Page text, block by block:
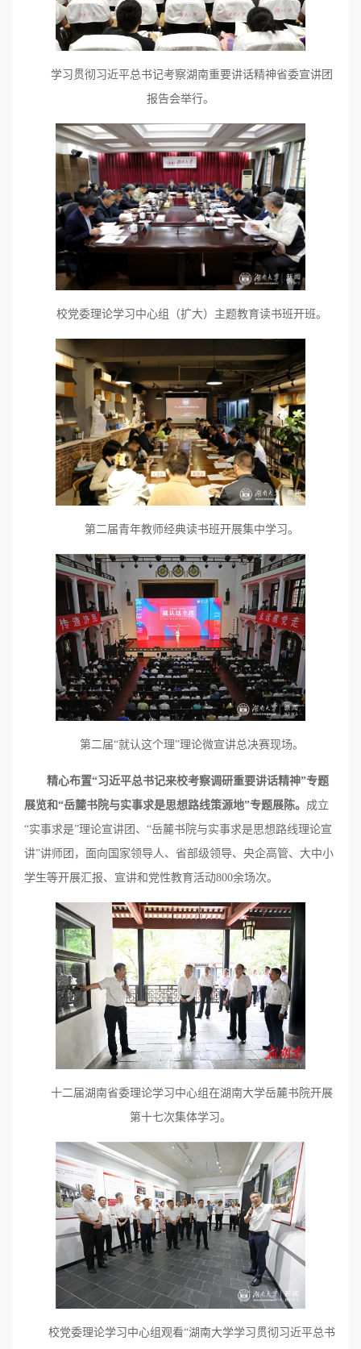
学习贯彻习近平总书记考察湖南重要讲话精神省委宣讲团
报告会举行。
校党委理论学习中心组（扩大）主题教育读书班开班。
第二届青年教师经典读书班开展集中学习。
第二届“就认这个理”理论微宣讲总决赛现场。
精心布置“习近平总书记来校考察调研重要讲话精神”专题
展览和“岳麓书院与实事求是思想路线策源地”专题展陈。 成立
“实事求是”理论宣讲团、“岳麓书院与实事求是思想路线理论宣
讲”讲师团，面向国家领导人、省部级领导、央企高管、大中小
学生等开展汇报、宣讲和党性教育活动800余场次。
十二届湖南省委理论学习中心组在湖南大学岳麓书院开展
第十七次集体学习。
校党委理论学习中心组观看“湖南大学学习贯彻习近平总书